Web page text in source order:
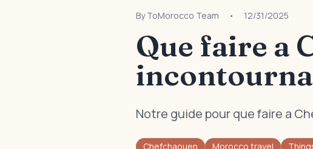
ByToMorocco Team • 12/31/2025
Que faire a
Notre guide pour que faire a
Chefchaouen Morocco travel